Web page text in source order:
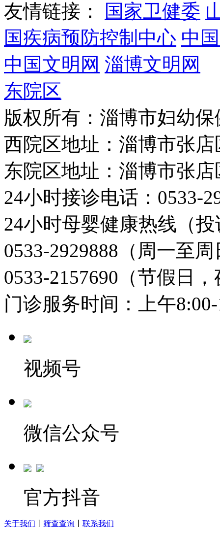
友情链接：
国家卫健委
国疾病预防控制中心 中
中国文明网 淄博文明网
东院区
版权所有：淄博市妇幼
西院区地址：淄博市张
东院区地址：淄博市张
24小时接诊电话：0533-
24小时母婴健康热线（
0533-2929888（周一至
0533-2157690（节假日
门诊服务时间：上午
视频号
微信公众号
官方抖音
关于我们 筛查查询 联系我们